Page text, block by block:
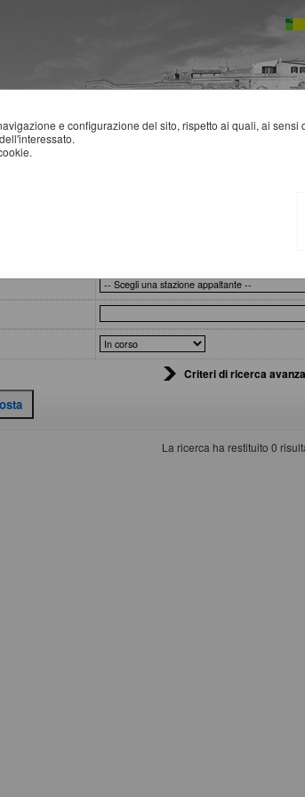
e configurazione del sito, rispetto ai quali, ai
Criteri di ricerca
La ricerca ha restituito 0